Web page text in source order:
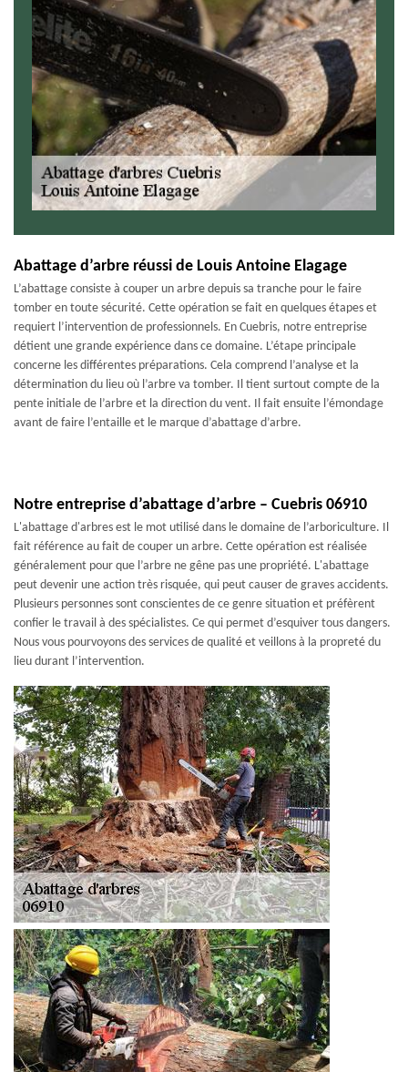
Abattage d’arbre réussi de Louis Antoine Elagage
L’abattage consiste à couper un arbre depuis sa tranche pour le faire
tomber en toute sécurité. Cette opération se fait en quelques étapes et
requiert l’intervention de professionnels. En Cuebris, notre entreprise
détient une grande expérience dans ce domaine. L’étape principale
concerne les différentes préparations. Cela comprend l’analyse et la
détermination du lieu où l’arbre va tomber. Il tient surtout compte de la
pente initiale de l’arbre et la direction du vent. Il fait ensuite l’émondage
avant de faire l’entaille et le marque d’abattage d’arbre.
Notre entreprise d’abattage d’arbre – Cuebris 06910
L'abattage d'arbres est le mot utilisé dans le domaine de l’arboriculture. Il
fait référence au fait de couper un arbre. Cette opération est réalisée
généralement pour que l’arbre ne gêne pas une propriété. L'abattage
peut devenir une action très risquée, qui peut causer de graves accidents.
Plusieurs personnes sont conscientes de ce genre situation et préfèrent
confier le travail à des spécialistes. Ce qui permet d’esquiver tous dangers.
Nous vous pourvoyons des services de qualité et veillons à la propreté du
lieu durant l’intervention.